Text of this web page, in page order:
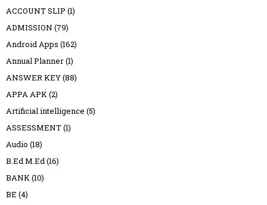
ACCOUNT SLIP (1)
ADMISSION (79)
Android Apps (162)
Annual Planner(1)
ANSWER KEY(88)
APPA APK(2)
Artificial intelligence (5)
ASSESSMENT(1)
Audio (18)
B.Ed M.Ed(16)
BANK(10)
BE (4)